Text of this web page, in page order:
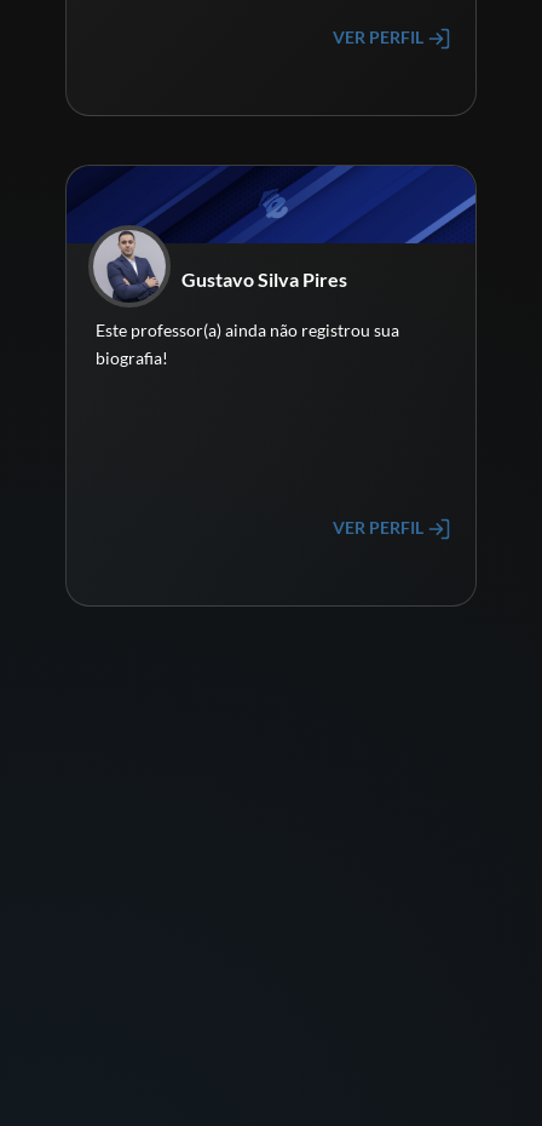
VER PERFIL
Gustavo Silva Pires
Este professor(a) ainda não registrou sua
biografia!
VER PERFIL